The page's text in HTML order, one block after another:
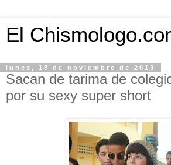
El
lunes, 18 de noviembre de 2013
Sacan de tarima de
por su sexy super short